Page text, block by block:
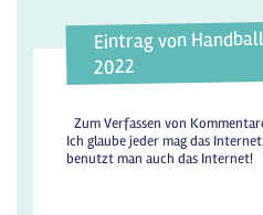
Eintrag von
2022
Zum Verfassen von
Ich glaube jeder mag das
benutzt man auch das Internet!